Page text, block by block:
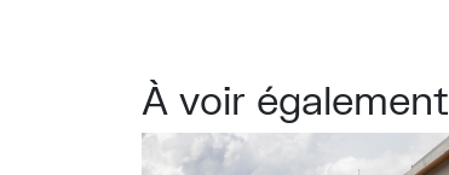
À voir également